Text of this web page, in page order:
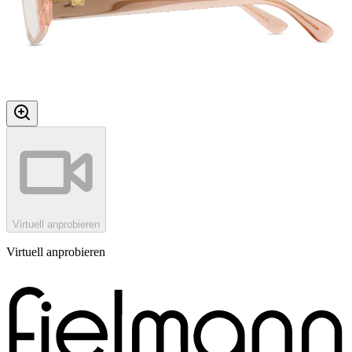
Virtuell anprobieren
Virtuell anprobieren